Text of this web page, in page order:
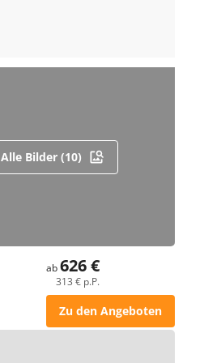
Alle Bilder (10)
ab626 €
313 € p.P.
Zu den Angeboten